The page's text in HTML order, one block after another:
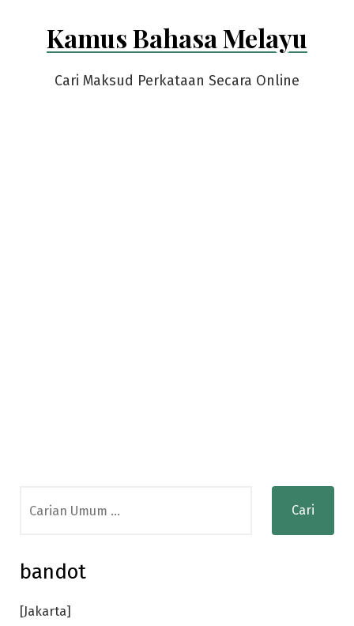
Kamus Bahasa Melayu
Cari Maksud Perkataan Secara Online
for:
bandot
[Jakarta]